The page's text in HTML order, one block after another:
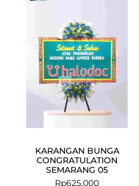
KARANGAN BUNGA
CONGRATULATION
SEMARANG 05
Rp625.000